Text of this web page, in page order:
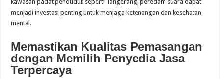
kawasan padat penduduk seperti Tangerang, peredam suara dapat
menjadi investasi penting untuk menjaga ketenangan dan kesehatan
mental.
Memastikan Kualitas Pemasangan
dengan Memilih Penyedia Jasa
Terpercaya